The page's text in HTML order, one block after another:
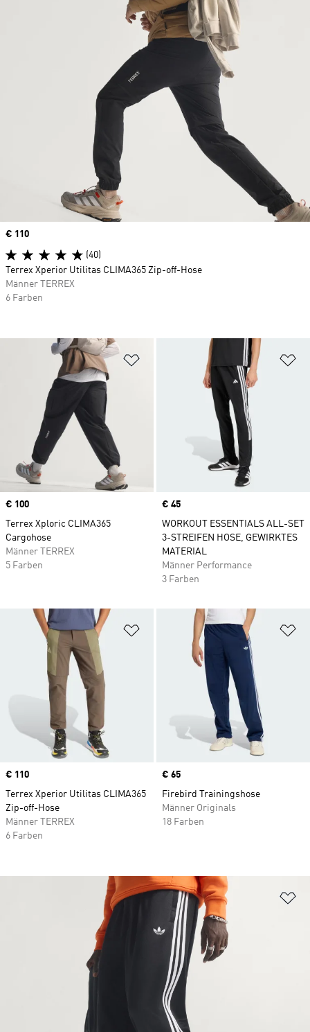
Zur Wunschliste hinzufügen
Price
€ 100
Terrex Xploric CLIMA365
Cargohose
Männer TERREX
5 Farben
Price
€ 45
WORKOUT ESSENTIALS ALL-SET
3-STREIFEN HOSE, GEWIRKTES
MATERIAL
Männer Performance
3 Farben
Zur Wunschliste hinzufügen
Price
€ 110
Terrex Xperior Utilitas CLIMA365
Zip-off-Hose
Männer TERREX
6 Farben
Price
€ 65
Firebird Trainingshose
Männer Originals
18 Farben
Price
€ 110
(40)
Terrex Xperior Utilitas CLIMA365 Zip-off-Hose
Männer TERREX
6 Farben